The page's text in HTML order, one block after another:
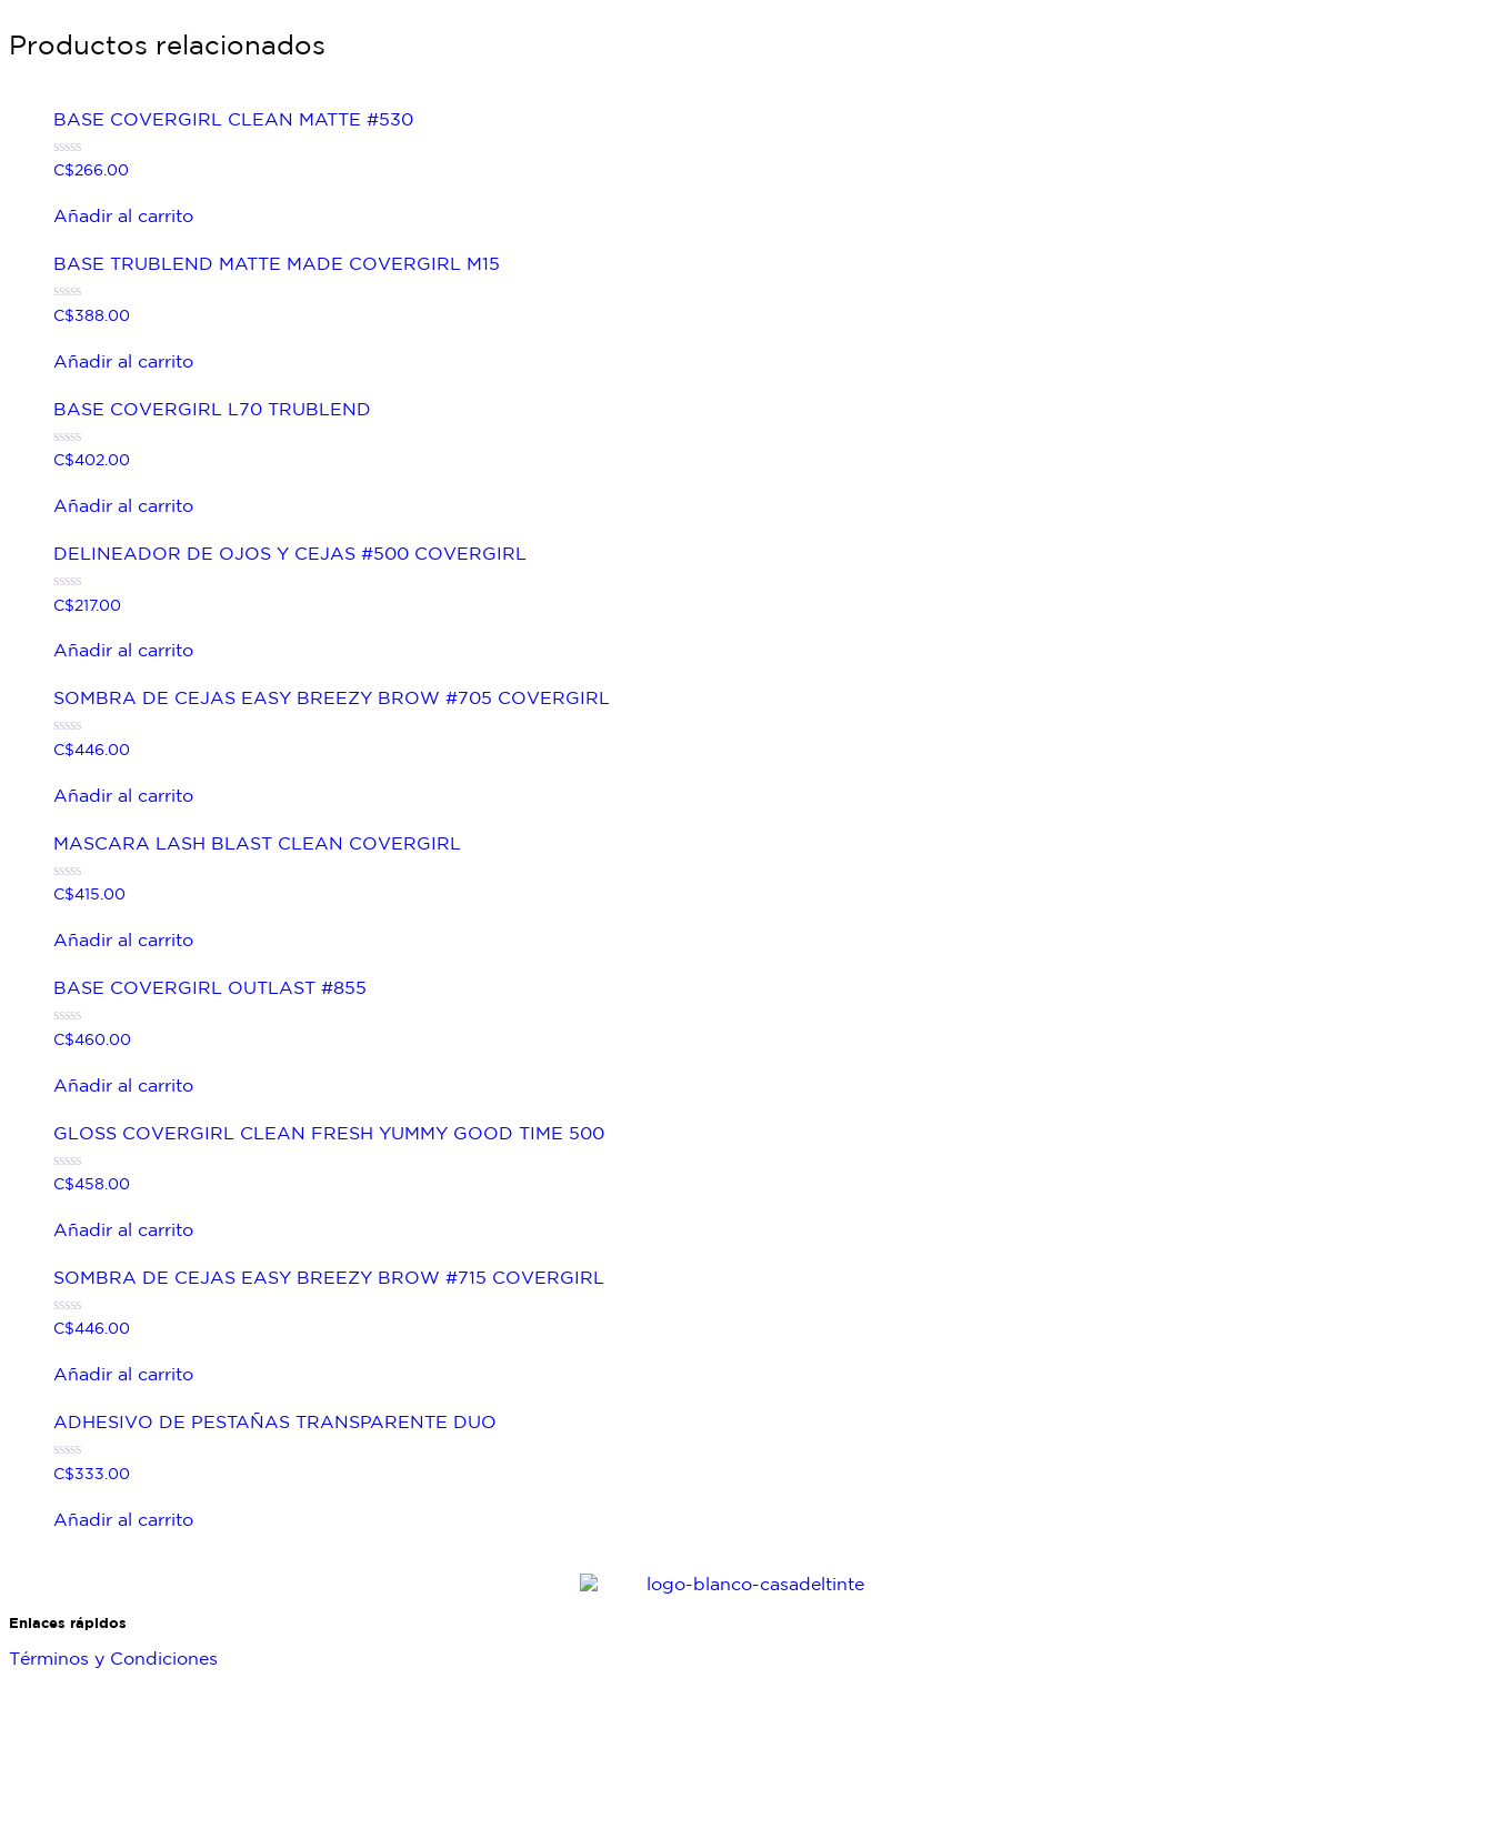
Productos relacionados
BASE COVERGIRL CLEAN MATTE #530
Valorado
de
5
C$266.00
Añadir al carrito
BASE TRUBLEND MATTE MADE COVERGIRL M15
Valorado
de
5
C$388.00
Añadir al carrito
BASE COVERGIRL L70 TRUBLEND
Valorado
de
5
C$402.00
Añadir al carrito
DELINEADOR DE OJOS Y CEJAS #500 COVERGIRL
Valorado
con
de
5
C$217.00
Añadir al carrito
SOMBRA DE CEJAS EASY BREEZY BROW #705 COVERGIRL
Valorado
de
5
C$446.00
Añadir al carrito
MASCARA LASH BLAST CLEAN COVERGIRL
Valorado
de
5
C$415.00
Añadir al carrito
BASE COVERGIRL OUTLAST #855
Valorado
con
de
5
C$460.00
Añadir al carrito
GLOSS COVERGIRL CLEAN FRESH YUMMY GOOD TIME 500
Valorado
de
5
C$458.00
Añadir al carrito
SOMBRA DE CEJAS EASY BREEZY BROW #715 COVERGIRL
Valorado
de
5
C$446.00
Añadir al carrito
ADHESIVO DE PESTAÑAS TRANSPARENTE DUO
Valorado
de
5
C$333.00
Añadir al carrito
Enlaces rápidos
Términos y Condiciones